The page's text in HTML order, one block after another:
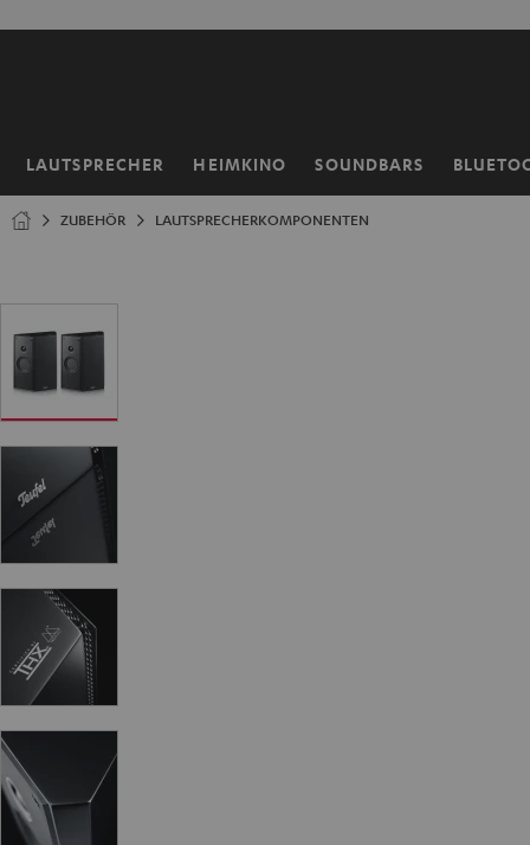
LAUTSPRECHER HEIMKINO SOUNDBARS
Startseite
ZUBEHÖR LAUTSPRECHERKOMPONENTEN